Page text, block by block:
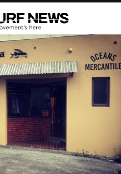
括連携協定を締結 自治体との
ィンを軸に地域活性化へ
ンタビュー】旧友レオ、ジャ
ートセッション
グ開幕戦・現地リポート（高